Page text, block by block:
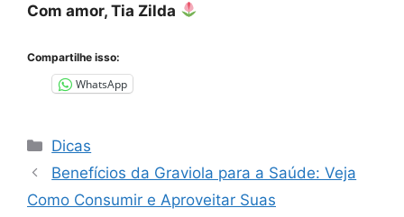
Com amor, Tia Zilda
Compartilhe isso:
WhatsApp
Categorias
Dicas
Benefícios da Graviola para a Saúde: Veja
Como Consumir e Aproveitar Suas